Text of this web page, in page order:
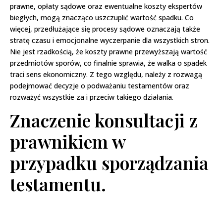
prawne, opłaty sądowe oraz ewentualne koszty ekspertów
biegłych, mogą znacząco uszczuplić wartość spadku. Co
więcej, przedłużające się procesy sądowe oznaczają także
stratę czasu i emocjonalne wyczerpanie dla wszystkich stron.
Nie jest rzadkością, że koszty prawne przewyższają wartość
przedmiotów sporów, co finalnie sprawia, że walka o spadek
traci sens ekonomiczny. Z tego względu, należy z rozwagą
podejmować decyzje o podważaniu testamentów oraz
rozważyć wszystkie za i przeciw takiego działania.
Znaczenie konsultacji z
prawnikiem w
przypadku sporządzania
testamentu.